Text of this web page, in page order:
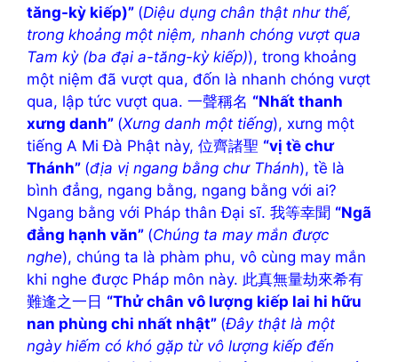
tăng-kỳ kiếp)” (Diệu dụng chân thật như thế,
trong khoảng một niệm, nhanh chóng vượt qua
Tam kỳ (ba đại a-tăng-kỳ kiếp)), trong khoảng
một niệm đã vượt qua, đốn là nhanh chóng vượt
qua, lập tức vượt qua. 一聲稱名 “Nhất thanh
xưng danh” (Xưng danh một tiếng), xưng một
tiếng A Mi Đà Phật này, 位齊諸聖 “vị tề chư
Thánh” (địa vị ngang bằng chư Thánh), tề là
bình đẳng, ngang bằng, ngang bằng với ai?
Ngang bằng với Pháp thân Đại sĩ. 我等幸聞 “Ngã
đẳng hạnh văn” (Chúng ta may mắn được
nghe), chúng ta là phàm phu, vô cùng may mắn
khi nghe được Pháp môn này. 此真無量劫來希有
難逢之一日 “Thử chân vô lượng kiếp lai hi hữu
nan phùng chi nhất nhật” (Đây thật là một
ngày hiếm có khó gặp từ vô lượng kiếp đến